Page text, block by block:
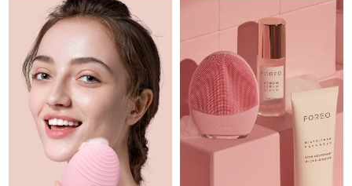
墨西哥 8/12/26
摩纳哥 预计送达日期
荷兰 预计送达日期 8/8/26
新西兰 预计送达日期 8/8/26
挪威 8/8/26